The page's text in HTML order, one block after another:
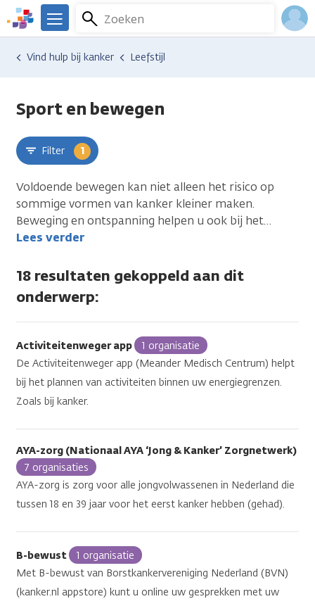
Overslaan
en
naar
We
er
Kanker.nl
Zoeken
Menu
Hulp en ondersteuning
Vind hulp bij kanker Leefstijl
Sport en bewegen
Filter 1
Voldoende bewegen kan niet alleen het risico op
sommige vormen van kanker kleiner maken.
Beweging en ontspanning helpen u ook bij het…
Lees verder
18 resultaten gekoppeld aan dit
onderwerp:
Activiteitenweger app
1 organisatie
De Activiteitenweger app (Meander Medisch Centrum) helpt
bij het plannen van activiteiten binnen uw energiegrenzen.
Zoals bij kanker.
AYA-zorg (Nationaal AYA ‘Jong & Kanker’ Zorgnetwerk)
7 organisaties
AYA-zorg is zorg voor alle jongvolwassenen in Nederland die
tussen 18 en 39 jaar voor het eerst kanker hebben (gehad).
B-bewust
1 organisatie
Met B-bewust van Borstkankervereniging Nederland (BVN)
(kanker.nl appstore) kunt u online uw gesprekken met uw